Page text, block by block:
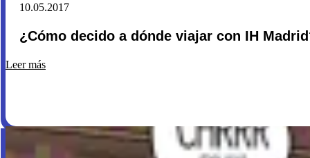
10.05.2017
¿Cómo decido a dónde viajar con IH
Leer más